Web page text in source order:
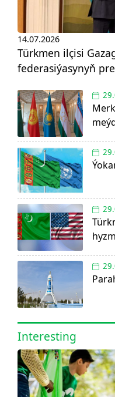
14.07.2026
Türkmen ilçisi
federasiýasynyň
Interesting